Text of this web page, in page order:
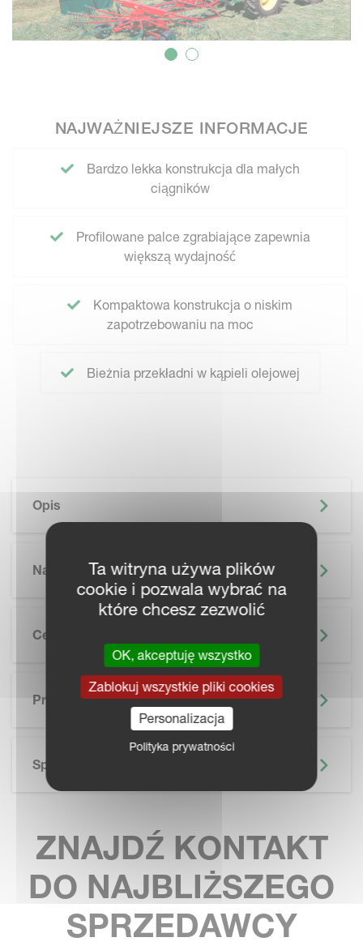
NAJWAŻNIEJSZE INFORMACJE
Bardzo lekka konstrukcja dla małych
ciągników
Profilowane palce zgrabiające zapewnia
większą wydajność
Kompaktowa konstrukcja o niskim
zapotrzebowaniu na moc
Bieżnia przekładni w kąpieli olejowej
Opis
Najważniejsze Informacje
Cechy
Prospekt
SKIP BROCHURE
Specyfikacja Techniczna
ZNAJDŹ KONTAKT
DO NAJBLIŻSZEGO
SPRZEDAWCY
Ta witryna używa plików
cookie i pozwala wybrać na
które chcesz zezwolić
OK, akceptuję wszystko
Zablokuj wszystkie pliki cookies
Personalizacja
Polityka prywatności